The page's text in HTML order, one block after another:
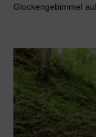
Glockengebimmel